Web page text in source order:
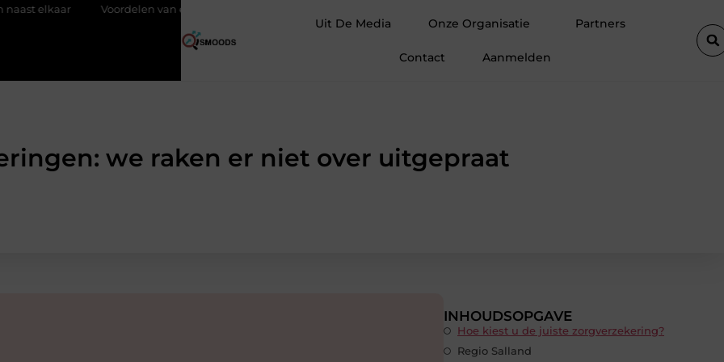
Voordelen van elektrische fietsen
Uit De Media Onze Organisatie Partners
Contact Aanmelden
we raken er niet over uitgepraat
INHOUDSOPGAVE
Hoe kiest u de juiste zorgverzekering?
Regio Salland